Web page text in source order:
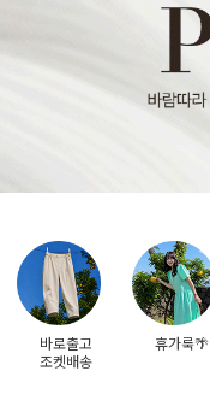
바로출고
조켓배송
휴가룩🌴